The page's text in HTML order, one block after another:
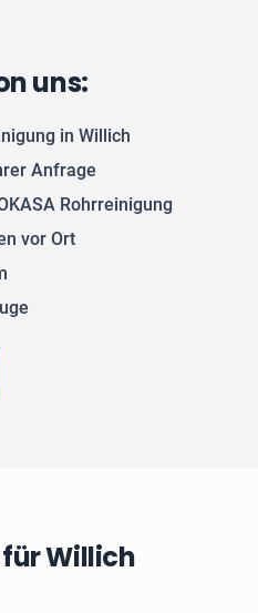
uns:
in Willich
Anfrage
Rohrreinigung
vor Ort
Willich